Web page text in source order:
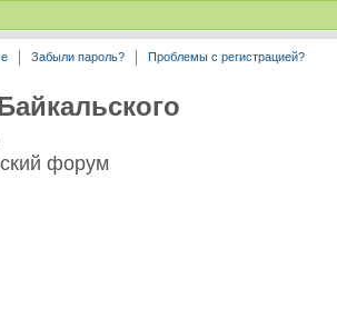
Забыли пароль? Проблемы с регистрацией?
форум